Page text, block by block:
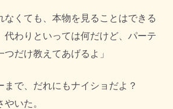
なくても、本物を見ることはできる
わりといっては何だけど、パーテ
だけ教えてあげるよ」
まで、だれにもナイショだよ？
いた。